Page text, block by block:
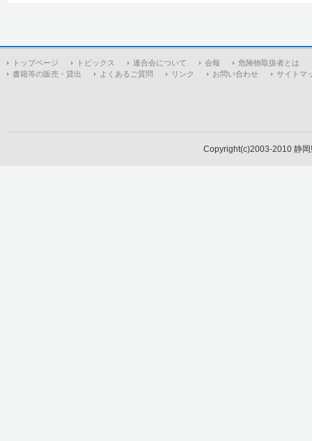
トップページ トピックス 連合会について 会報
危険物取扱者とは
書籍等の販売・貸出
よくあるご質問 リンク お問い合わせ サイトマ
Copyright(c)2003-2010 静